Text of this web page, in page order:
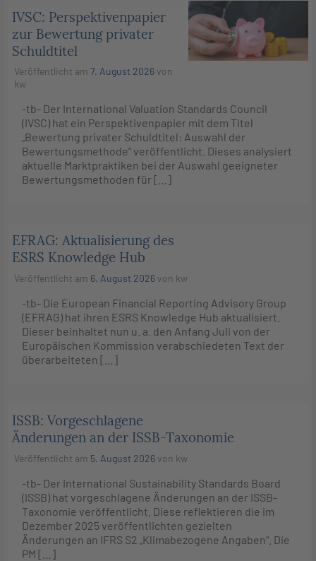
IVSC: Perspektivenpapier
zur Bewertung privater
Schuldtitel
Veröffentlicht am 7. August 2026von
kw
-tb- Der International Valuation Standards Council
(IVSC) hat ein Perspektivenpapier mit dem Titel
„Bewertung privater Schuldtitel: Auswahl der
Bewertungsmethode“ veröffentlicht. Dieses analysiert
aktuelle Marktpraktiken bei der Auswahl geeigneter
Bewertungsmethoden für […]
EFRAG: Aktualisierung des
ESRS Knowledge Hub
Veröffentlicht am 6. August 2026von kw
-tb- Die European Financial Reporting Advisory Group
(EFRAG) hat ihren ESRS Knowledge Hub aktualisiert.
Dieser beinhaltet nun u. a. den Anfang Juli von der
Europäischen Kommission verabschiedeten Text der
überarbeiteten […]
ISSB: Vorgeschlagene
Änderungen an der ISSB-Taxonomie
Veröffentlicht am 5. August 2026von kw
-tb- Der International Sustainability Standards Board
(ISSB) hat vorgeschlagene Änderungen an der ISSB-
Taxonomie veröffentlicht. Diese reflektieren die im
Dezember 2025 veröffentlichten gezielten
Änderungen an IFRS S2 „Klimabezogene Angaben“. Die
PM […]